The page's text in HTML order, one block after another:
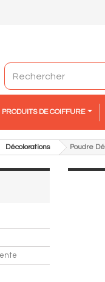
PRODUITS DE COIFFURE
Décolorations Poudre